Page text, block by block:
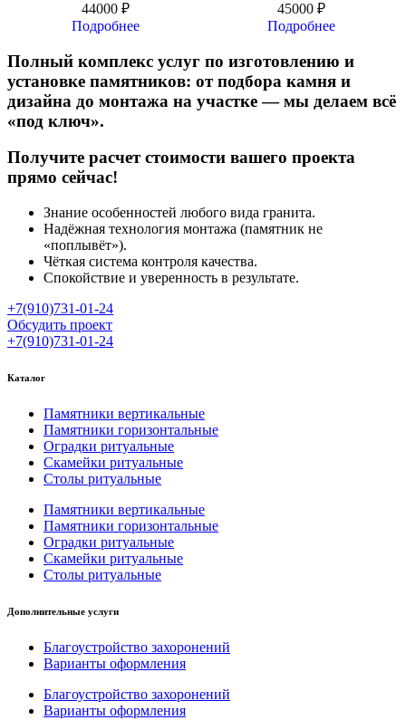
44000 ₽
Подробнее
45000 ₽
Подробнее
Полный комплекс услуг по изготовлению и
установке памятников: от подбора камня и
дизайна до монтажа на участке — мы делаем всё
«под ключ».
Получите расчет стоимости вашего проекта
прямо сейчас!
Знание особенностей любого вида гранита.
Надёжная технология монтажа (памятник не
«поплывёт»).
Чёткая система контроля качества.
Спокойствие и уверенность в результате.
+7(910)731-01-24
Обсудить проект
+7(910)731-01-24
Каталог
Памятники вертикальные
Памятники горизонтальные
Оградки ритуальные
Скамейки ритуальные
Столы ритуальные
Памятники вертикальные
Памятники горизонтальные
Оградки ритуальные
Скамейки ритуальные
Столы ритуальные
Дополнительные услуги
Благоустройство захоронений
Варианты оформления
Благоустройство захоронений
Варианты оформления